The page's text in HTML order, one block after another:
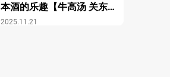
2025.11.21
本酒的乐趣【牛高汤 关东煮
酒馆 COZAKURA】